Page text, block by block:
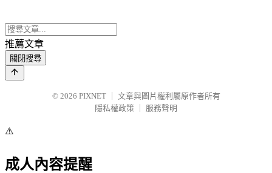
推薦文章
關閉搜尋
© 2026 PIXNET
文章與圖片權利屬原作者所有
隱私權政策
服務聲明
⚠️
成人內容提醒